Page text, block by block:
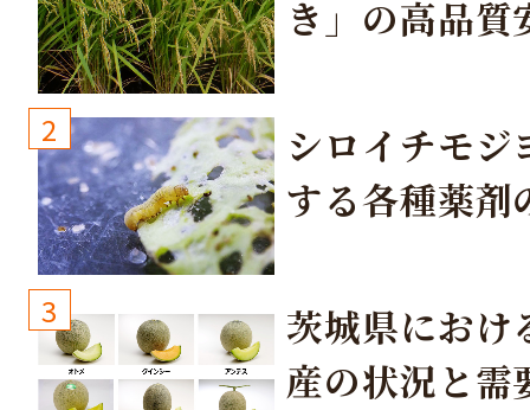
き」の高品質
2
シロイチモジ
する各種薬剤
3
茨城県におけ
産の状況と需